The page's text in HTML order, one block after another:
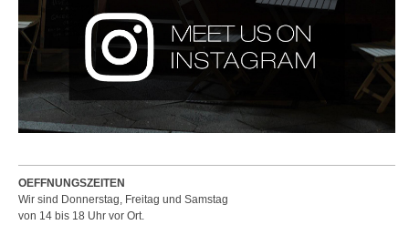
OEFFNUNGSZEITEN
Wir sind Donnerstag, Freitag und Samstag
von 14 bis 18 Uhr vor Ort.